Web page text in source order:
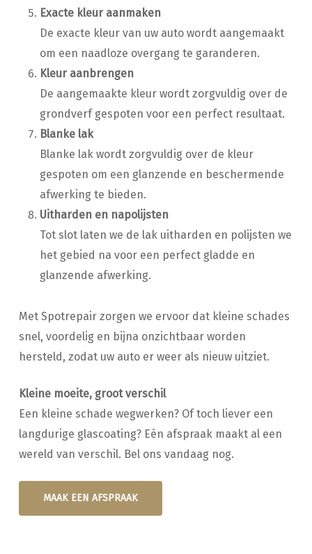
Exacte kleur aanmaken
De exacte kleur van uw auto wordt aangemaakt
om een naadloze overgang te garanderen.
Kleur aanbrengen
De aangemaakte kleur wordt zorgvuldig over de
grondverf gespoten voor een perfect resultaat.
Blanke lak
Blanke lak wordt zorgvuldig over de kleur
gespoten om een glanzende en beschermende
afwerking te bieden.
Uitharden en napolijsten
Tot slot laten we de lak uitharden en polijsten we
het gebied na voor een perfect gladde en
glanzende afwerking.
Met Spotrepair zorgen we ervoor dat kleine schades
snel, voordelig en bijna onzichtbaar worden
hersteld, zodat uw auto er weer als nieuw uitziet.
Kleine moeite, groot verschil
Een kleine schade wegwerken? Of toch liever een
langdurige glascoating? Eén afspraak maakt al een
wereld van verschil. Bel ons vandaag nog.
MAAK EEN AFSPRAAK